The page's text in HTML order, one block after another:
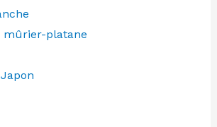
platane